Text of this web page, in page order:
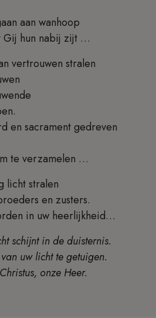
aan wanhoop
Gij hun nabij zijt …
vertrouwen stralen
en sacrament gedreven
te verzamelen …
licht stralen
en zusters.
in uw heerlijkheid…
schijnt in de duisternis.
uw licht te getuigen.
onze Heer.